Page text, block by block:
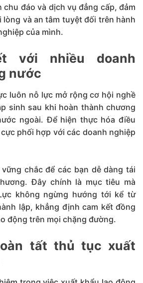
đáo và dịch vụ đẳng cấp, đảm
lòng và an tâm tuyệt đối trên hành
của mình.
với nhiều doanh
nước
luôn nỗ lực mở rộng cơ hội nghề
sinh sau khi hoàn thành chương
ngoài. Để hiện thực hóa điều
phối hợp với các doanh nghiệp
chắc để các bạn dễ dàng tái
Đây chính là mục tiêu mà
không ngừng hướng tới kể từ
lập, khẳng định cam kết đồng
động trên mọi chặng đường.
tất thủ tục xuất